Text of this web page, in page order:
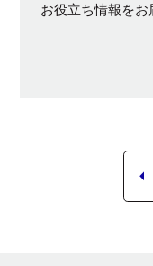
お役立ち情報をお